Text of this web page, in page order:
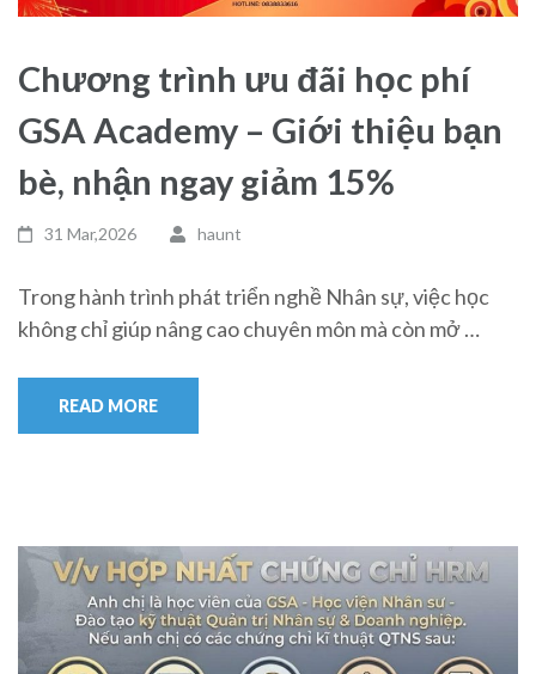
Chương trình ưu đãi học phí
GSA Academy – Giới thiệu bạn
bè, nhận ngay giảm 15%
31 Mar,2026 haunt
Trong hành trình phát triển nghề Nhân sự, việc học
không chỉ giúp nâng cao chuyên môn mà còn mở …
READ MORE